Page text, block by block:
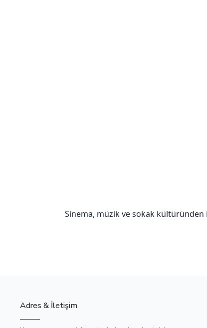
Sinema, müzik ve sokak kültüründen
Adres & İletişim